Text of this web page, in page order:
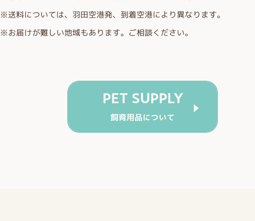
※送料については、羽田空港発、到着空港により異なります。
※お届けが難しい地域もあります。ご相談ください。
PET SUPPLY
飼育用品について